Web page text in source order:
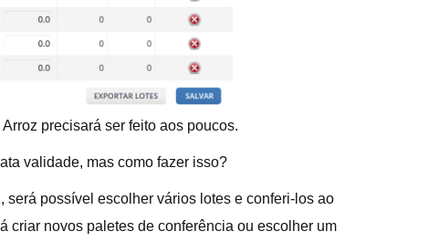
precisará ser feito aos poucos.
validade, mas como fazer isso?
será possível escolher vários lotes e conferi-los ao
criar novos paletes de conferência ou escolher um